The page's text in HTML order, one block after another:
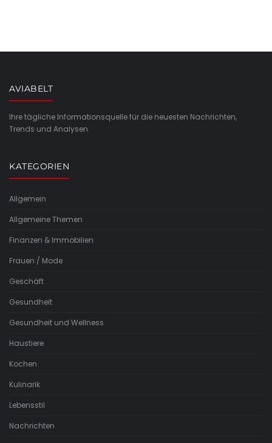
AVIABELT
Ihre tägliche Informationsquelle für die neuesten Nachrichten,
Trends und Analysen.
KATEGORIEN
Allgemein
Allgemeine Themen
Finanzen & Immobilien
Frauen / Mode
Geschäft
Gesundheit
Gesundheit und Wellness
Haustiere
Kochen
Kulinarik
Lebensstil
Nachrichten